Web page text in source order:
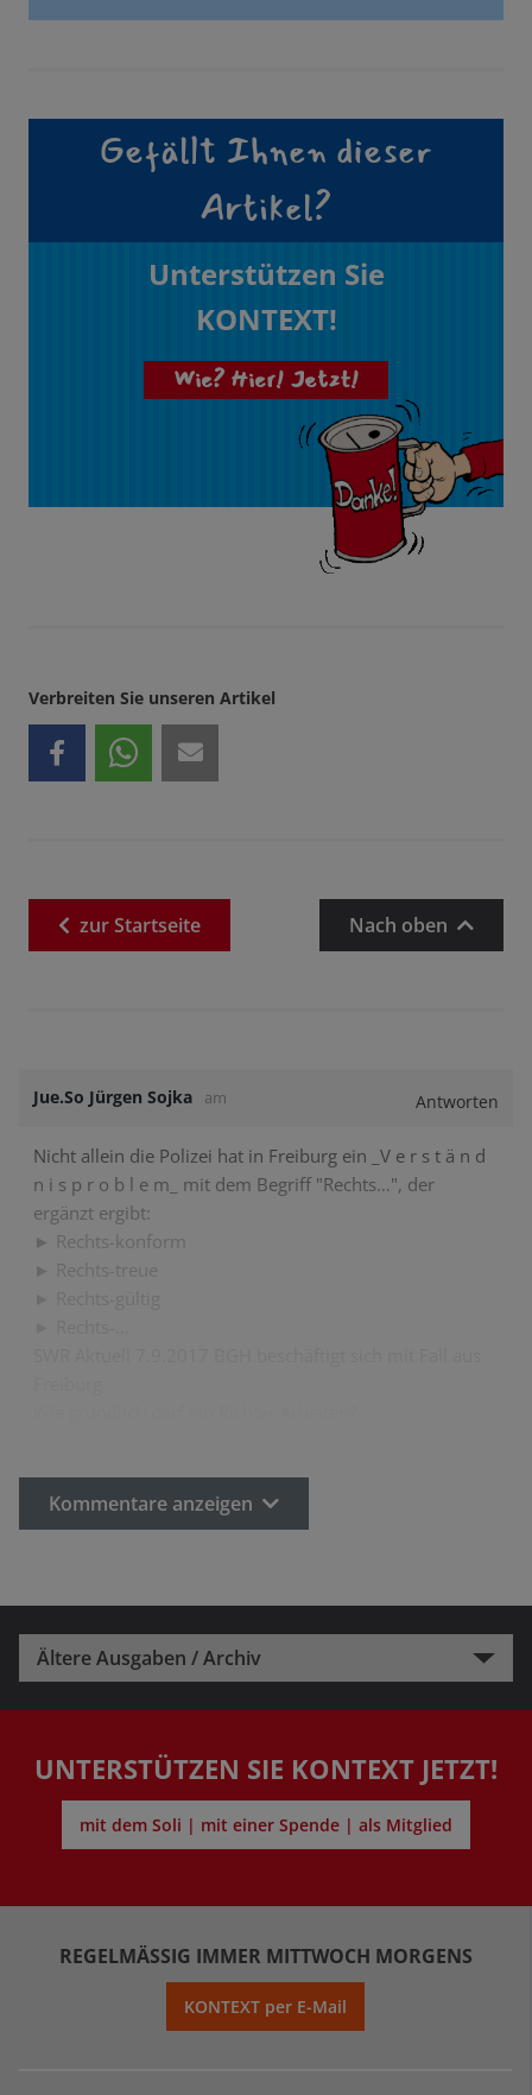
Gefällt Ihnen dieser
Artikel?
Unterstützen Sie
KONTEXT!
Wie? Hier! Jetzt!
Verbreiten Sie unseren Artikel
zurStartseite Nach oben
Jue.So Jürgen Sojka am Antworten
Nicht allein die Polizei hat in Freiburg ein _V e r s t ä n d
n i s p r o b l e m_ mit dem Begriff "Rechts…", der
ergänzt ergibt:
► Rechts-konform
► Rechts-treue
Kommentare anzeigen
Ältere Ausgaben / Archiv
UNTERSTÜTZEN SIE KONTEXT JETZT!
mit dem Soli | mit einer Spende | als Mitglied
REGELMÄSSIG IMMER MITTWOCH MORGENS
KONTEXT per E-Mail